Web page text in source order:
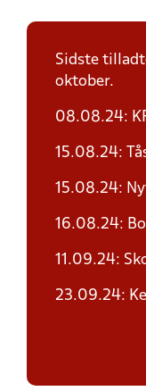
Sidste
oktober.
08.08.24:
15.08.24:
15.08.24:
16.08.24:
11.09.24:
23.09.24: